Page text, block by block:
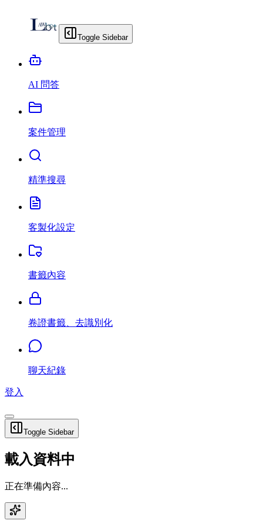
Toggle Sidebar
AI 問答
案件管理
精準搜尋
客製化設定
書籤內容
卷證書籤、去識別化
聊天紀錄
登入
Toggle Sidebar
載入資料中
正在準備內容...